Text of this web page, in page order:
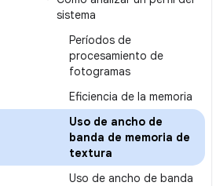
sistema
Períodos de
procesamiento de
fotogramas
Eficiencia de la memoria
Uso de ancho de
banda de memoria de
textura
Uso de ancho de banda